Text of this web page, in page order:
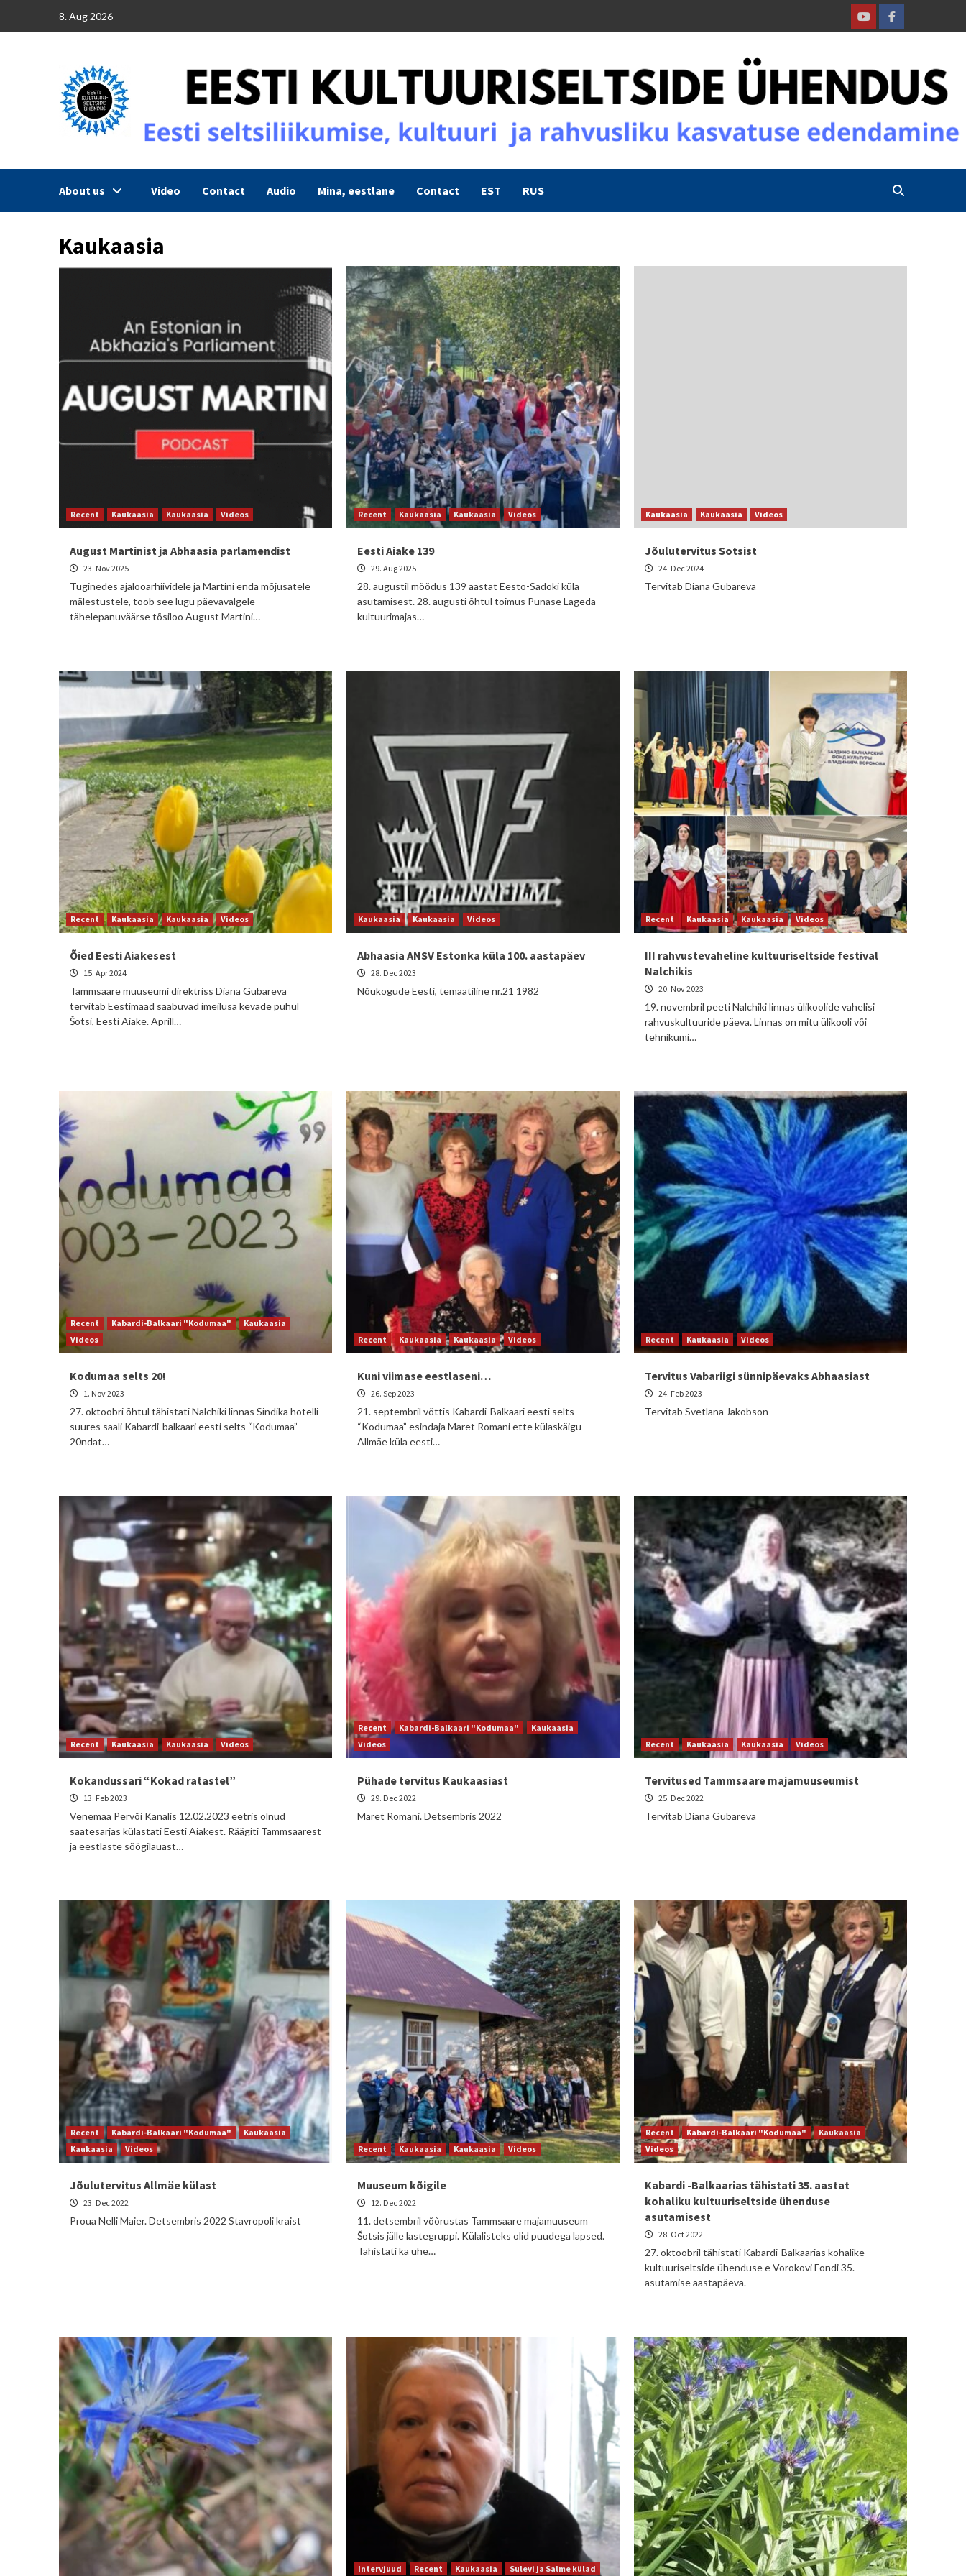
8. Aug 2026
YoutubeFacebook
About us Video Contact Audio Mina, eestlane Contact EST RUS
Kaukaasia
Recent Kaukaasia Kaukaasia Videos
August Martinist ja Abhaasia parlamendist
23. Nov 2025
Tuginedes ajalooarhiividele ja Martini enda mõjusatele
mälestustele, toob see lugu päevavalgele
tähelepanuväärse tõsiloo August Martini…
Recent Kaukaasia Kaukaasia Videos
Eesti Aiake 139
29. Aug 2025
28. augustil möödus 139 aastat Eesto-Sadoki küla
asutamisest. 28. augusti õhtul toimus Punase Lageda
kultuurimajas…
Kaukaasia Kaukaasia Videos
Jõulutervitus Sotsist
24. Dec 2024
Tervitab Diana Gubareva
Recent Kaukaasia Kaukaasia Videos
Õied Eesti Aiakesest
15. Apr 2024
Tammsaare muuseumi direktriss Diana Gubareva
tervitab Eestimaad saabuvad imeilusa kevade puhul
Šotsi, Eesti Aiake. Aprill…
Kaukaasia Kaukaasia Videos
Abhaasia ANSV Estonka küla 100. aastapäev
28. Dec 2023
Nõukogude Eesti, temaatiline nr.21 1982
Recent Kaukaasia Kaukaasia Videos
III rahvustevaheline kultuuriseltside festival
Nalchikis
20. Nov 2023
19. novembril peeti Nalchiki linnas ülikoolide vahelisi
rahvuskultuuride päeva. Linnas on mitu ülikooli või
tehnikumi…
Recent Kabardi-Balkaari "Kodumaa"
Kaukaasia
Videos
Kodumaa selts 20!
1. Nov 2023
27. oktoobri õhtul tähistati Nalchiki linnas Sindika hotelli
suures saali Kabardi-balkaari eesti selts “Kodumaa”
20ndat…
Recent Kaukaasia Kaukaasia Videos
Kuni viimase eestlaseni…
26. Sep 2023
21. septembril võttis Kabardi-Balkaari eesti selts
“Kodumaa” esindaja Maret Romani ette külaskäigu
Allmäe küla eesti…
Recent Kaukaasia Videos
Tervitus Vabariigi sünnipäevaks Abhaasiast
24. Feb 2023
Tervitab Svetlana Jakobson
Recent Kaukaasia Kaukaasia Videos
Kokandussari “Kokad ratastel”
13. Feb 2023
Venemaa Pervõi Kanalis 12.02.2023 eetris olnud
saatesarjas külastati Eesti Aiakest. Räägiti Tammsaarest
ja eestlaste söögilauast…
Recent Kabardi-Balkaari "Kodumaa"
Kaukaasia
Videos
Pühade tervitus Kaukaasiast
29. Dec 2022
Maret Romani. Detsembris 2022
Recent Kaukaasia Kaukaasia Videos
Tervitused Tammsaare majamuuseumist
25. Dec 2022
Tervitab Diana Gubareva
Recent Kabardi-Balkaari "Kodumaa"
Kaukaasia
Kaukaasia
Videos
Jõulutervitus Allmäe külast
23. Dec 2022
Proua Nelli Maier. Detsembris 2022 Stavropoli kraist
Recent Kaukaasia Kaukaasia Videos
Muuseum kõigile
12. Dec 2022
11. detsembril võõrustas Tammsaare majamuuseum
Šotsis jälle lastegruppi. Külalisteks olid puudega lapsed.
Tähistati ka ühe…
Recent Kabardi-Balkaari "Kodumaa"
Kaukaasia
Videos
Kabardi -Balkaarias tähistati 35. aastat
kohaliku kultuuriseltside ühenduse
asutamisest
28. Oct 2022
27. oktoobril tähistati Kabardi-Balkaarias kohalike
kultuuriseltside ühenduse e Vorokovi Fondi 35.
asutamise aastapäeva.
Intervjuud Recent Kaukaasia Sulevi ja Salme külad